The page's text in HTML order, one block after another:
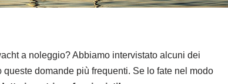
a noleggio? Abbiamo intervistato alcuni dei
queste domande più frequenti. Se lo fate nel modo